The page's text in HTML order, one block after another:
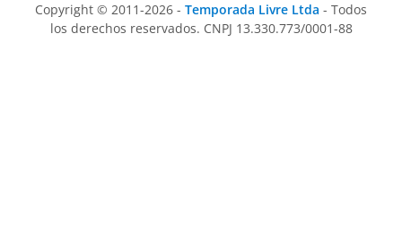
Copyright © 2011-2026 - Temporada Livre Ltda - Todos
los derechos reservados. CNPJ 13.330.773/0001-88